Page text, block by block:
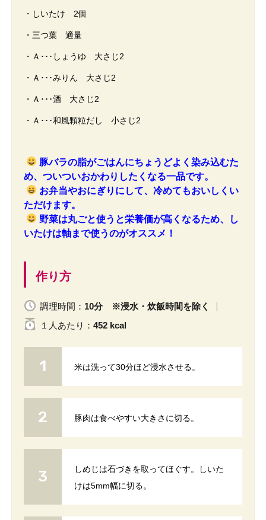
・しいたけ 2個
・三つ葉 適量
・Ａ･･･しょうゆ 大さじ2
・Ａ･･･みりん 大さじ2
・Ａ･･･酒 大さじ2
・Ａ･･･和風顆粒だし 小さじ2
豚バラの脂がごはんにちょうどよく染み込むた
め、ついついおかわりしたくなる一品です。
お弁当やおにぎりにして、冷めてもおいしくい
ただけます。
野菜は丸ごと使うと栄養価が高くなるため、し
いたけは軸まで使うのがオススメ！
作り方
調理時間： 10分 ※浸水・炊飯時間を除く
１人 あたり ： 452 kcal
米は洗って30分ほど浸水させる。
豚肉は食べやすい大きさに切る。
しめじは石づきを取ってほぐす。しいた
けは5mm幅に切る。